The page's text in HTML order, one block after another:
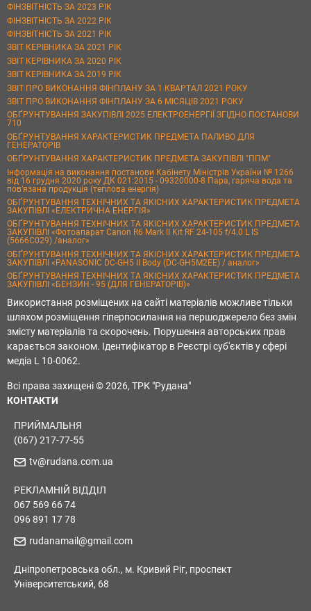
ФІНЗВІТНІСТЬ ЗА 2023 РІК
ФІНЗВІТНІСТЬ ЗА 2022 РІК
ФІНЗВІТНІСТЬ ЗА 2021 РІК
ЗВІТ КЕРІВНИКА ЗА 2021 РІК
ЗВІТ КЕРІВНИКА ЗА 2020 РІК
ЗВІТ КЕРІВНИКА ЗА 2019 РІК
ЗВІТ ПРО ВИКОНАННЯ ФІНПЛАНУ ЗА 1 КВАРТАЛ 2021 РОКУ
ЗВІТ ПРО ВИКОНАННЯ ФІНПЛАНУ ЗА 6 МІСЯЦІВ 2021 РОКУ
ОБҐРУНТУВАННЯ ЗАКУПІВЛІ 2025 ЕЛЕКТРОЕНЕРГІЇ ЗГІДНО ПОСТАНОВИ
710
ОБҐРУНТУВАННЯ ХАРАКТЕРИСТИК ПРЕДМЕТА ПАЛИВО ДЛЯ
ГЕНЕРАТОРІВ
ОБҐРУНТУВАННЯ ХАРАКТЕРИСТИК ПРЕДМЕТА ЗАКУПІВЛІ "ППМ"
Інформація на виконання постанови Кабінету Міністрів України № 1266
від 16 грудня 2020 року ДК 021:2015 - 09320000-8 Пара, гаряча вода та
пов’язана продукція (теплова енергія)
ОБҐРУНТУВАННЯ ТЕХНІЧНИХ ТА ЯКІСНИХ ХАРАКТЕРИСТИК ПРЕДМЕТА
ЗАКУПІВЛІ «ЕЛЕКТРИЧНА ЕНЕРГІЯ»
ОБҐРУНТУВАННЯ ТЕХНІЧНИХ ТА ЯКІСНИХ ХАРАКТЕРИСТИК ПРЕДМЕТА
ЗАКУПІВЛІ «Фотоапарат Canon R6 Mark II Kit RF 24-105 f/4.0 L IS
(5666C029) /аналог»
ОБҐРУНТУВАННЯ ТЕХНІЧНИХ ТА ЯКІСНИХ ХАРАКТЕРИСТИК ПРЕДМЕТА
ЗАКУПІВЛІ «PANASONIC DC-GH5 II Body (DC-GH5M2EE) / аналог»
ОБҐРУНТУВАННЯ ТЕХНІЧНИХ ТА ЯКІСНИХ ХАРАКТЕРИСТИК ПРЕДМЕТА
ЗАКУПІВЛІ «БЕНЗИН - 95 (ДЛЯ ГЕНЕРАТОРІВ)»
Використання розміщених на сайті матеріалів можливе тільки
шляхом розміщення гіперпосилання на першоджерело без змін
змісту матеріалів та скорочень. Порушення авторських прав
карається законом. Ідентифікатор в Реєстрі суб'єктів у сфері
медіа L 10-0062.
Всі права захищені © 2026, ТРК "Рудана"
КОНТАКТИ
ПРИЙМАЛЬНЯ
(067) 217-77-55
tv@rudana.com.ua
РЕКЛАМНІЙ ВІДДІЛ
067 569 66 74
096 891 17 78
rudanamail@gmail.com
Дніпропетровська обл., м. Кривий Ріг, проспект
Університетський, 68